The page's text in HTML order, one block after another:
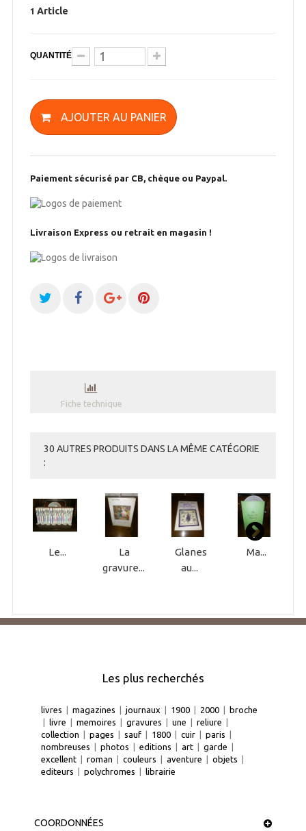
1 Article
QUANTITÉ
AJOUTER AU PANIER
Paiement sécurisé par CB, chèque ou Paypal.
Livraison Express ou retrait en magasin !
Fiche technique
30 AUTRES PRODUITS DANS LA MÊME CATÉGORIE
:
Le...
La
gravure...
Glanes
au...
Ma...
Les plus recherchés
livres | magazines | journaux | 1900 | 2000 | broche
| livre | memoires | gravures | une | reliure |
collection | pages | sauf | 1800 | cuir | paris |
nombreuses | photos | editions | art | garde |
excellent | roman | couleurs | aventure | objets |
editeurs | polychromes | librairie
COORDONNÉES